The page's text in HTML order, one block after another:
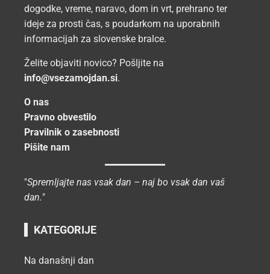
dogodke, vreme, naravo, dom in vrt, prehrano ter
ideje za prosti čas, s poudarkom na uporabnih
informacijah za slovenske bralce.
Želite objaviti novico? Pošljite na
info@vsezamojdan.si.
O nas
Pravno obvestilo
Pravilnik o zasebnosti
Pišite nam
"Spremljajte nas vsak dan – naj bo vsak dan vaš
dan."
KATEGORIJE
Na današnji dan